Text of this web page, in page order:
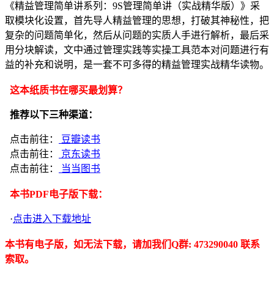
《精益管理简单讲系列：9S管理简单讲（实战精华版）》采
取模块化设置，首先导人精益管理的思想，打破其神秘性，把
复杂的问题简单化，然后从问题的实质人手进行解析，最后采
用分块解读，文中通过管理实践等实操工具范本对问题进行有
益的补充和说明，是一套不可多得的精益管理实战精华读物。
这本纸质书在哪买最划算？
推荐以下三种渠道：
点击前往：
豆瓣读书
点击前往：
京东读书
点击前往：
当当图书
本书PDF电子版下载：
·点击进入下载地址
本书有电子版，如无法下载，请加我们Q群: 473290040 联系
索取。